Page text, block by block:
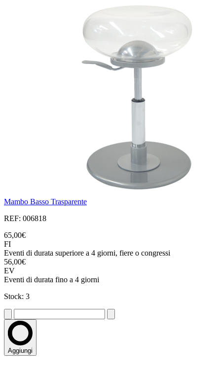
Mambo Basso Trasparente
REF: 006818
65,00€
FI
Eventi di durata superiore a 4 giorni, fiere o congressi
56,00€
EV
Eventi di durata fino a 4 giorni
Stock: 3
Aggiungi